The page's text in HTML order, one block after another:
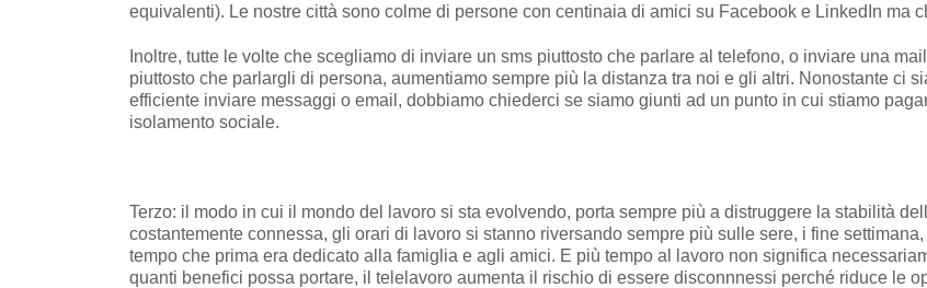
equivalenti). Le nostre città sono colme di persone con centinaia di amici su Facebook e LinkedIn ma
Inoltre, tutte le volte che scegliamo di inviare un sms piuttosto che parlare al telefono, o inviare una
piuttosto che parlargli di persona, aumentiamo sempre più la distanza tra noi e gli altri. Nonostante ci
efficiente inviare messaggi o email, dobbiamo chiederci se siamo giunti ad un punto in cui stiamo
isolamento sociale.
Terzo: il modo in cui il mondo del lavoro si sta evolvendo, porta sempre più a distruggere la stabilità
costantemente connessa, gli orari di lavoro si stanno riversando sempre più sulle sere, i fine
tempo che prima era dedicato alla famiglia e agli amici. E più tempo al lavoro non significa
quanti benefici possa portare, il telelavoro aumenta il rischio di essere disconnnessi perché riduce le